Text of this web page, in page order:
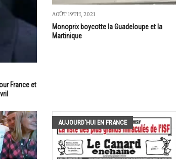
France et
AOÛT 19TH, 2021
Monoprix boycotte la Guadeloupe et la
Martinique
AUJOURD'HUI EN FRANCE